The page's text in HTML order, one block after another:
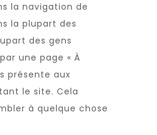
la navigation de
la plupart des
des gens
une page « À
présente aux
le site. Cela
à quelque chose